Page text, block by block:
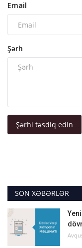
Email
Şərh
Şərhi təsdiq edin
SON XƏBƏRLƏR